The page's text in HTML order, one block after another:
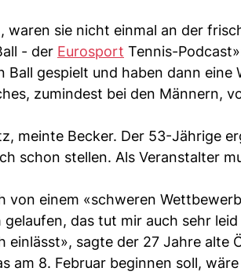
waren sie nicht einmal an der
- der Eurosport Tennis-
gespielt und haben dann eine
zumindest bei den Männern,
meinte Becker. Der 53-Jährige
schon stellen. Als Veranstalter
von einem «schweren
das tut mir auch sehr
sagte der 27 Jahre alte
am 8. Februar beginnen soll,